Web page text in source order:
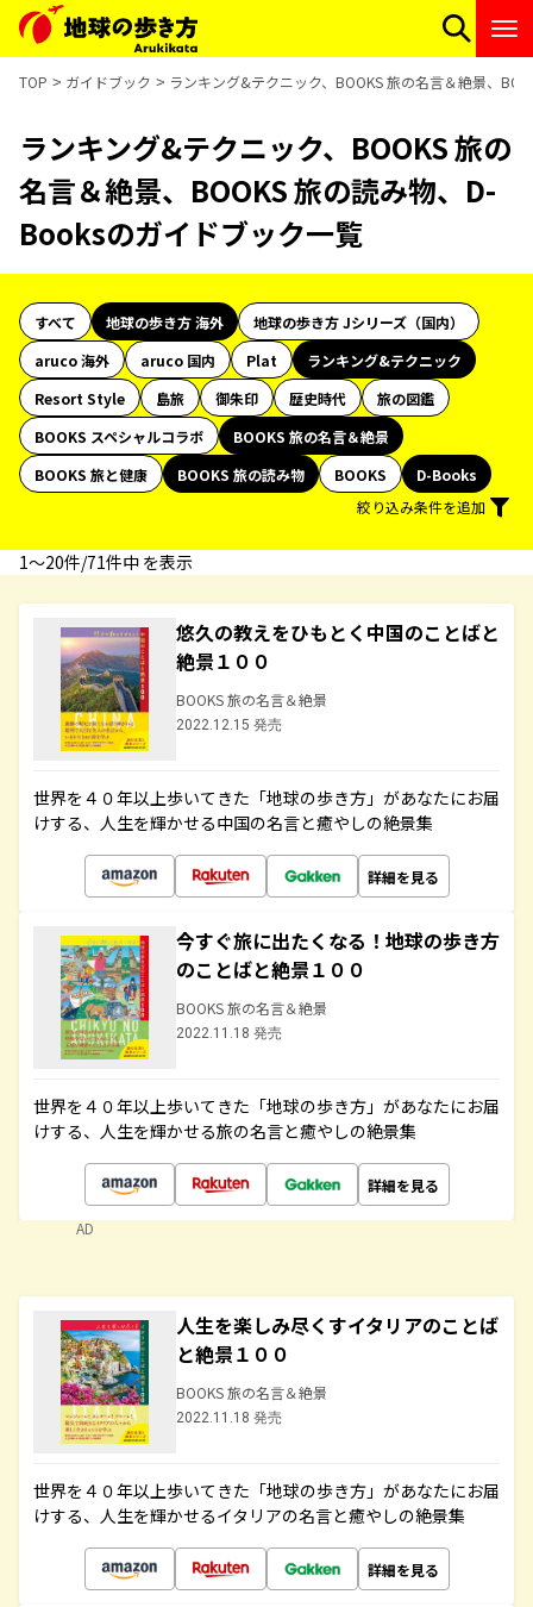
TOP ガイドブック ランキング&テクニック、BOOKS 旅の名言＆絶景、
ランキング&テクニック、BOOKS 旅の
名言＆絶景、BOOKS 旅の読み物、D-
Booksのガイドブック一覧
すべて 地球の歩き方 海外
地球の歩き方 Jシリーズ（国内）
aruco 海外
aruco 国内 Plat
ランキング&テクニック
Resort Style
島旅 御朱印 歴史時代
旅の図鑑
BOOKS スペシャルコラボ
BOOKS 旅の名言＆絶景
BOOKS 旅と健康
BOOKS 旅の読み物 BOOKS
D-Books
絞り込み条件を追加
1〜20件/71件中 を表示
悠久の教えをひもとく中国のことばと
絶景１００
BOOKS 旅の名言＆絶景
2022.12.15 発売
世界を４０年以上歩いてきた「地球の歩き方」があなたにお届
けする、人生を輝かせる中国の名言と癒やしの絶景集
詳細を見る
今すぐ旅に出たくなる！地球の歩き方
のことばと絶景１００
BOOKS 旅の名言＆絶景
2022.11.18 発売
世界を４０年以上歩いてきた「地球の歩き方」があなたにお届
けする、人生を輝かせる旅の名言と癒やしの絶景集
詳細を見る
AD
人生を楽しみ尽くすイタリアのことば
と絶景１００
BOOKS 旅の名言＆絶景
2022.11.18 発売
世界を４０年以上歩いてきた「地球の歩き方」があなたにお届
けする、人生を輝かせるイタリアの名言と癒やしの絶景集
詳細を見る